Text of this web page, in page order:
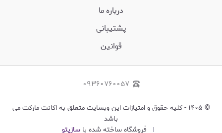
درباره ما
پشتیبانی
قوانین
۰۹۳۶۰۷۶۰۰۵۷
© ۱۴۰۵ -کلیه حقوق و امتیازات این وبسایت متعلق به اکانت مارکت می
باشد
فروشگاه ساخته شده با سازیتو